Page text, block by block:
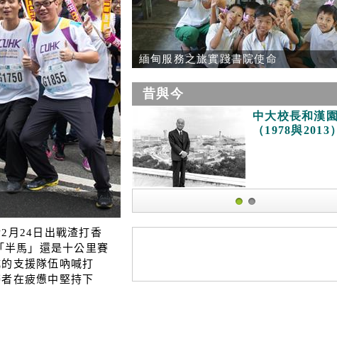
月24日出戰渣打香
半馬」還是十公里賽
支援隊伍吶喊打
在疲憊中堅持下
緬甸服務之旅實踐書院使命
昔與今
中大校長和漢園
（1978與2013）
1 2